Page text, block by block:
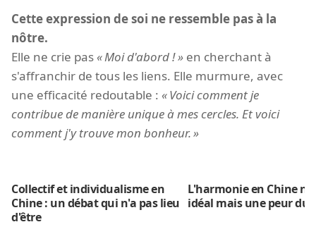
Cette expression de soi ne ressemble pas à la
nôtre.
Elle ne crie pas
Moi d'abord ! en cherchant à
s'affranchir de tous les liens. Elle murmure, avec
une efficacité redoutable :
Voici comment je
contribue de manière unique à mes cercles. Et voici
comment j'y trouve mon bonheur.
Collectif et individualisme en
Chine : un débat qui n'a pas lieu
d'être
L'harmonie en Chine
idéal mais une peur du